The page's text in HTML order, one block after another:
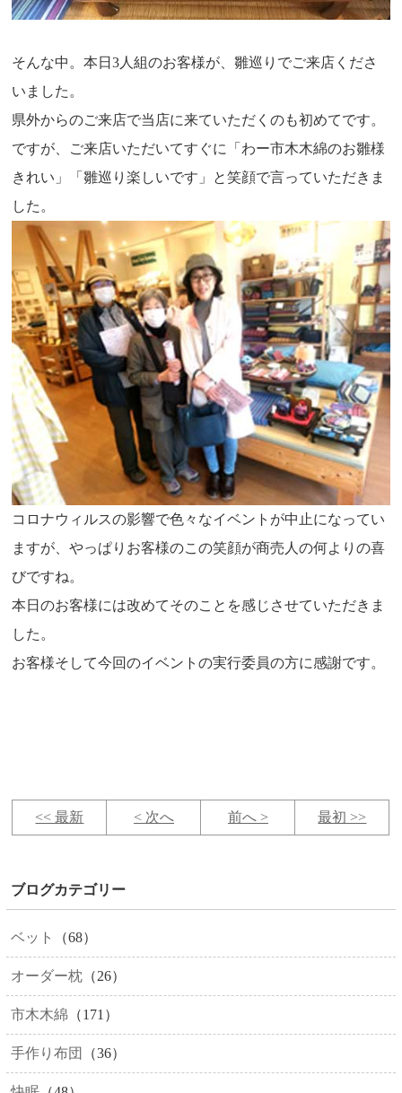
そんな中。本日3人組のお客様が、雛巡りでご来店くださ
いました。
県外からのご来店で当店に来ていただくのも初めてです。
ですが、ご来店いただいてすぐに「わー市木木綿のお雛様
きれい」「雛巡り楽しいです」と笑顔で言っていただきま
した。
コロナウィルスの影響で色々なイベントが中止になってい
ますが、やっぱりお客様のこの笑顔が商売人の何よりの喜
びですね。
本日のお客様には改めてそのことを感じさせていただきま
した。
お客様そして今回のイベントの実行委員の方に感謝です。
<< 最新 < 次へ 前へ > 最初 >>
ブログカテゴリー
ベット （68）
オーダー枕（26）
市木木綿（171）
手作り布団 （36）